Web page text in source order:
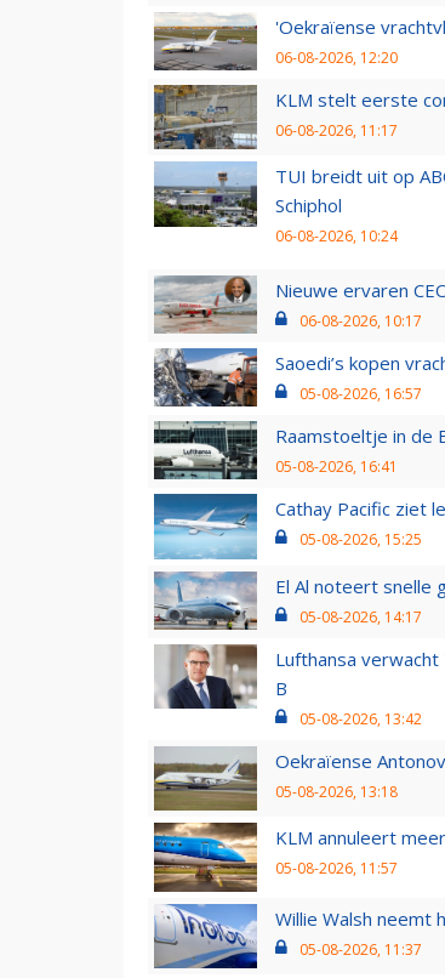
'Oekraïense
06-08-2026, 12:20
KLM stelt eerste
06-08-2026, 11:17
TUI breidt uit op
Schiphol
06-08-2026, 10:24
Nieuwe ervaren
06-08-2026, 10:17
Saoedi’s kopen
05-08-2026, 16:57
Raamstoeltje in de
05-08-2026, 16:41
Cathay Pacific ziet
05-08-2026, 15:25
El Al noteert snelle
05-08-2026, 14:17
Lufthansa
B
05-08-2026, 13:42
Oekraïense
05-08-2026, 13:18
KLM annuleert
05-08-2026, 11:57
Willie Walsh neemt
05-08-2026, 11:37